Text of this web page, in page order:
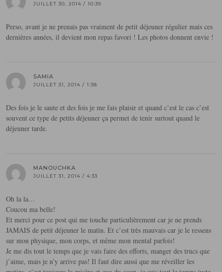
JUILLET 30, 2014 / 10:39
Perso, avant je ne prenais pas vraiment de petit déjeuner régulier mais ces
dernières années, il devient mon repas favori ! Les photos donnent envie !
SAMIA
JUILLET 31, 2014 / 1:38
Des fois je le saute et des fois je me fais plaisir et quand c’est le cas c’est
souvent ce type de petits déjeuner ça permet de tenir surtout quand le
déjeuner tarde.
MANOUCHKA
JUILLET 31, 2014 / 4:33
Oh la la…
Coucou ma belle!
Et merci pour ce post qui me touche particulièrement car je ne prends
JAMAIS de petit déjeuner le matin. Et c’est très mauvais car je le ressens
sur mon physique, mon corps, et même mon mental parfois!
Je me dis tout le temps que je vais faire des efforts, manger des trucs que
j’aime, mais je n’y arrive pas! Il faut dire aussi que me réveiller les